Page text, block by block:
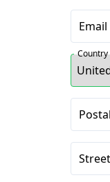
Country
Street